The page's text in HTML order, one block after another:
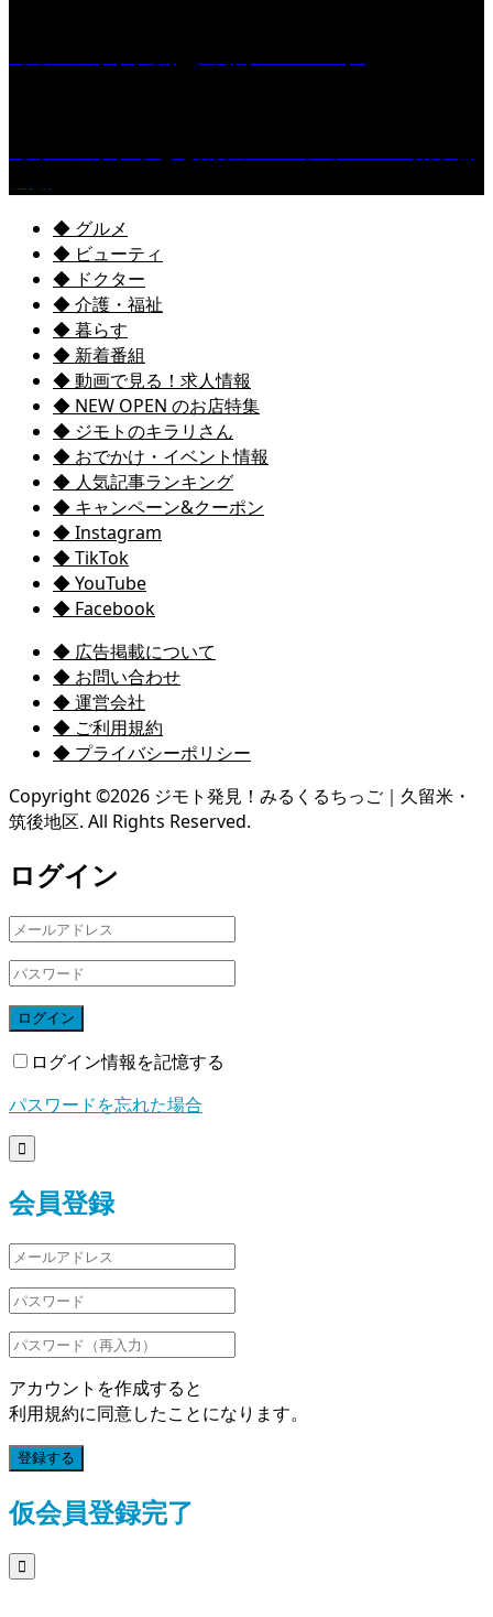
◆ グルメ
◆ ビューティ
◆ ドクター
◆ 介護・福祉
◆ 暮らす
◆ 新着番組
◆ 動画で見る！求人情報
◆ NEW OPEN のお店特集
◆ ジモトのキラリさん
◆ おでかけ・イベント情報
◆ 人気記事ランキング
◆ キャンペーン&クーポン
◆ Instagram
◆ TikTok
◆ YouTube
◆ Facebook
◆ 広告掲載について
◆ お問い合わせ
◆ 運営会社
◆ ご利用規約
◆ プライバシーポリシー
Copyright ©2026 ジモト発見！みるくるちっご｜久留米・
筑後地区. All Rights Reserved.
ログイン
ログイン
ログイン情報を記憶する
パスワードを忘れた場合

会員登録
アカウントを作成すると
利用規約に同意したことになります。
登録する
仮会員登録完了
